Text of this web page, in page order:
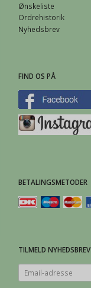
Ønskeliste
Ordrehistorik
Nyhedsbrev
FIND OS PÅ
BETALINGSMETODER
TILMELD NYHEDSBREV
Email-
adresse